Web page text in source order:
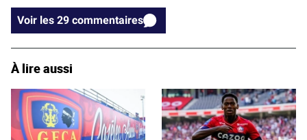
Voir les 29 commentaires
À lire aussi